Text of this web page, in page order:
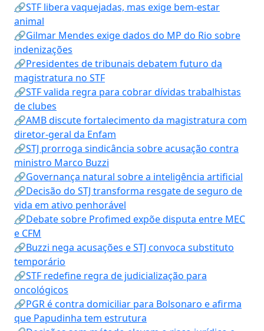
🔗STF libera vaquejadas, mas exige bem-estar
animal
🔗Gilmar Mendes exige dados do MP do Rio sobre
indenizações
🔗Presidentes de tribunais debatem futuro da
magistratura no STF
🔗STF valida regra para cobrar dívidas trabalhistas
de clubes
🔗AMB discute fortalecimento da magistratura com
diretor-geral da Enfam
🔗STJ prorroga sindicância sobre acusação contra
ministro Marco Buzzi
🔗Governança natural sobre a inteligência artificial
🔗Decisão do STJ transforma resgate de seguro de
vida em ativo penhorável
🔗Debate sobre Profimed expõe disputa entre MEC
e CFM
🔗Buzzi nega acusações e STJ convoca substituto
temporário
🔗STF redefine regra de judicialização para
oncológicos
🔗PGR é contra domiciliar para Bolsonaro e afirma
que Papudinha tem estrutura